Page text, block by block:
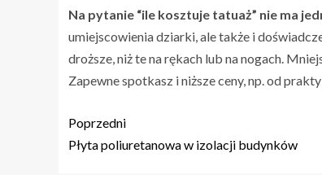
Na pytanie “ile kosztuje tatuaż” nie ma
umiejscowienia dziarki, ale także i
droższe, niż te na rękach lub na nogach.
Zapewne spotkasz i niższe ceny, np. od
Poprzedni
Płyta poliuretanowa w izolacji budynków